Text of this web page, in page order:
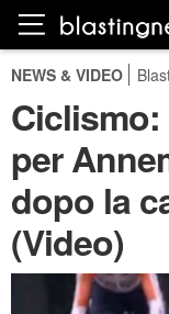
NEWS & VIDEO
per
dopo la
(Video)